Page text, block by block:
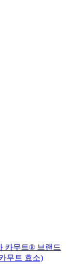
카무트® 브랜드
무트 효소)